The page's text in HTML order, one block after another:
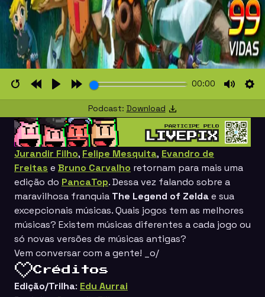
RestartRewind
PlayForward
10s
00:00
Mute
Podcast: Download
Jurandir Filho, Felipe Mesquita, Evandro de
Freitas e Bruno Carvalho retornam para mais uma
edição do PancaTop. Dessa vez falando sobre a
maravilhosa franquia The Legend of Zeldae sua
excepcionais músicas. Quais jogos tem as melhores
músicas? Existem músicas diferentes a cada jogo ou
só novas versões de músicas antigas?
Vem conversar com a gente! _o/
Créditos
Edição/Trilha: Edu Aurrai